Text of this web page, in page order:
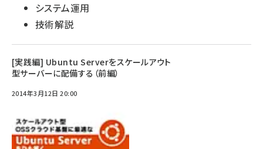
システム運用
技術解説
[実践編] Ubuntu Serverをスケールアウト
型サーバーに配備する（前編）
2014年3月12日 20:00